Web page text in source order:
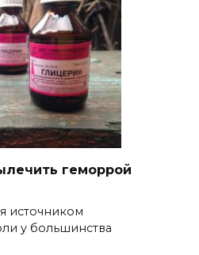
геморрой
источником
у большинства